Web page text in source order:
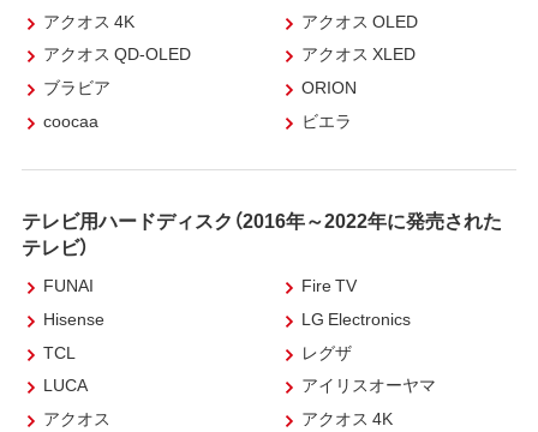
アクオス 4K
アクオス OLED
アクオス QD-OLED
アクオス XLED
ブラビア
ORION
coocaa
ビエラ
テレビ用ハードディスク（2016年～2022年に発売された
テレビ）
FUNAI
Fire TV
Hisense
LG Electronics
TCL
レグザ
LUCA
アイリスオーヤマ
アクオス
アクオス 4K